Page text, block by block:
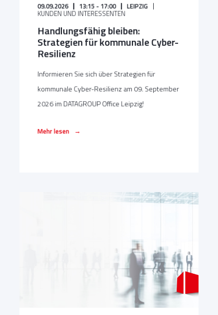
09.09.2026 13:15 - 17:00 LEIPZIG
KUNDEN UND INTERESSENTEN
Handlungsfähig bleiben:
Strategien für kommunale Cyber-
Resilienz
Informieren Sie sich über Strategien für
kommunale Cyber-Resilienz am 09. September
2026 im DATAGROUP Office Leipzig!
Mehr lesen →